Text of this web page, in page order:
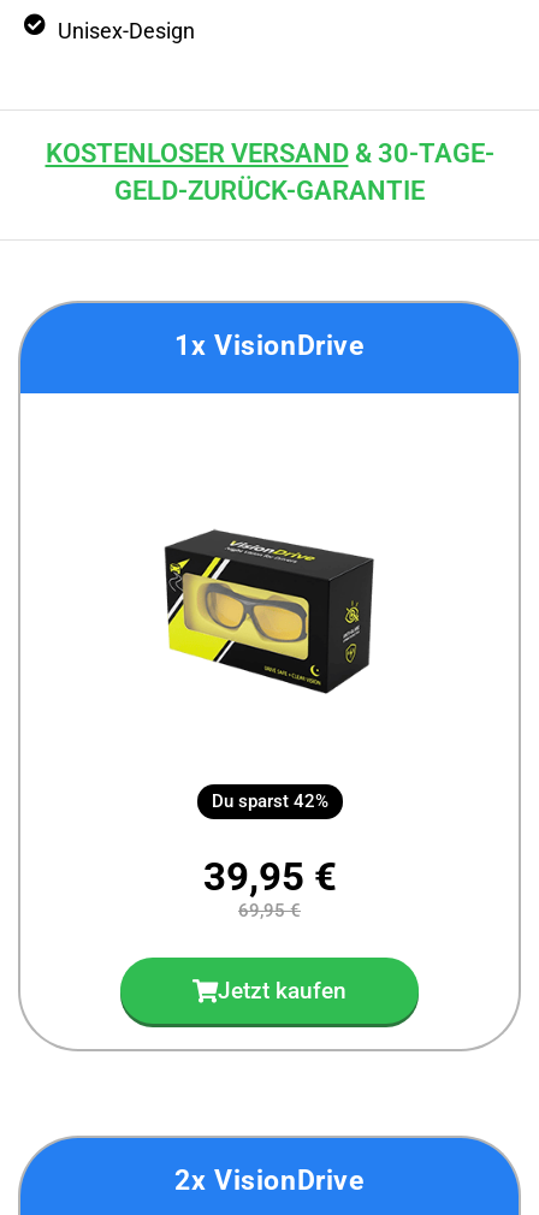
Unisex-Design
KOSTENLOSER VERSAND& 30-TAGE-
GELD-ZURÜCK-GARANTIE
1x VisionDrive
Du sparst 42%
39,95 €
69,95 €
Jetzt kaufen
2x VisionDrive